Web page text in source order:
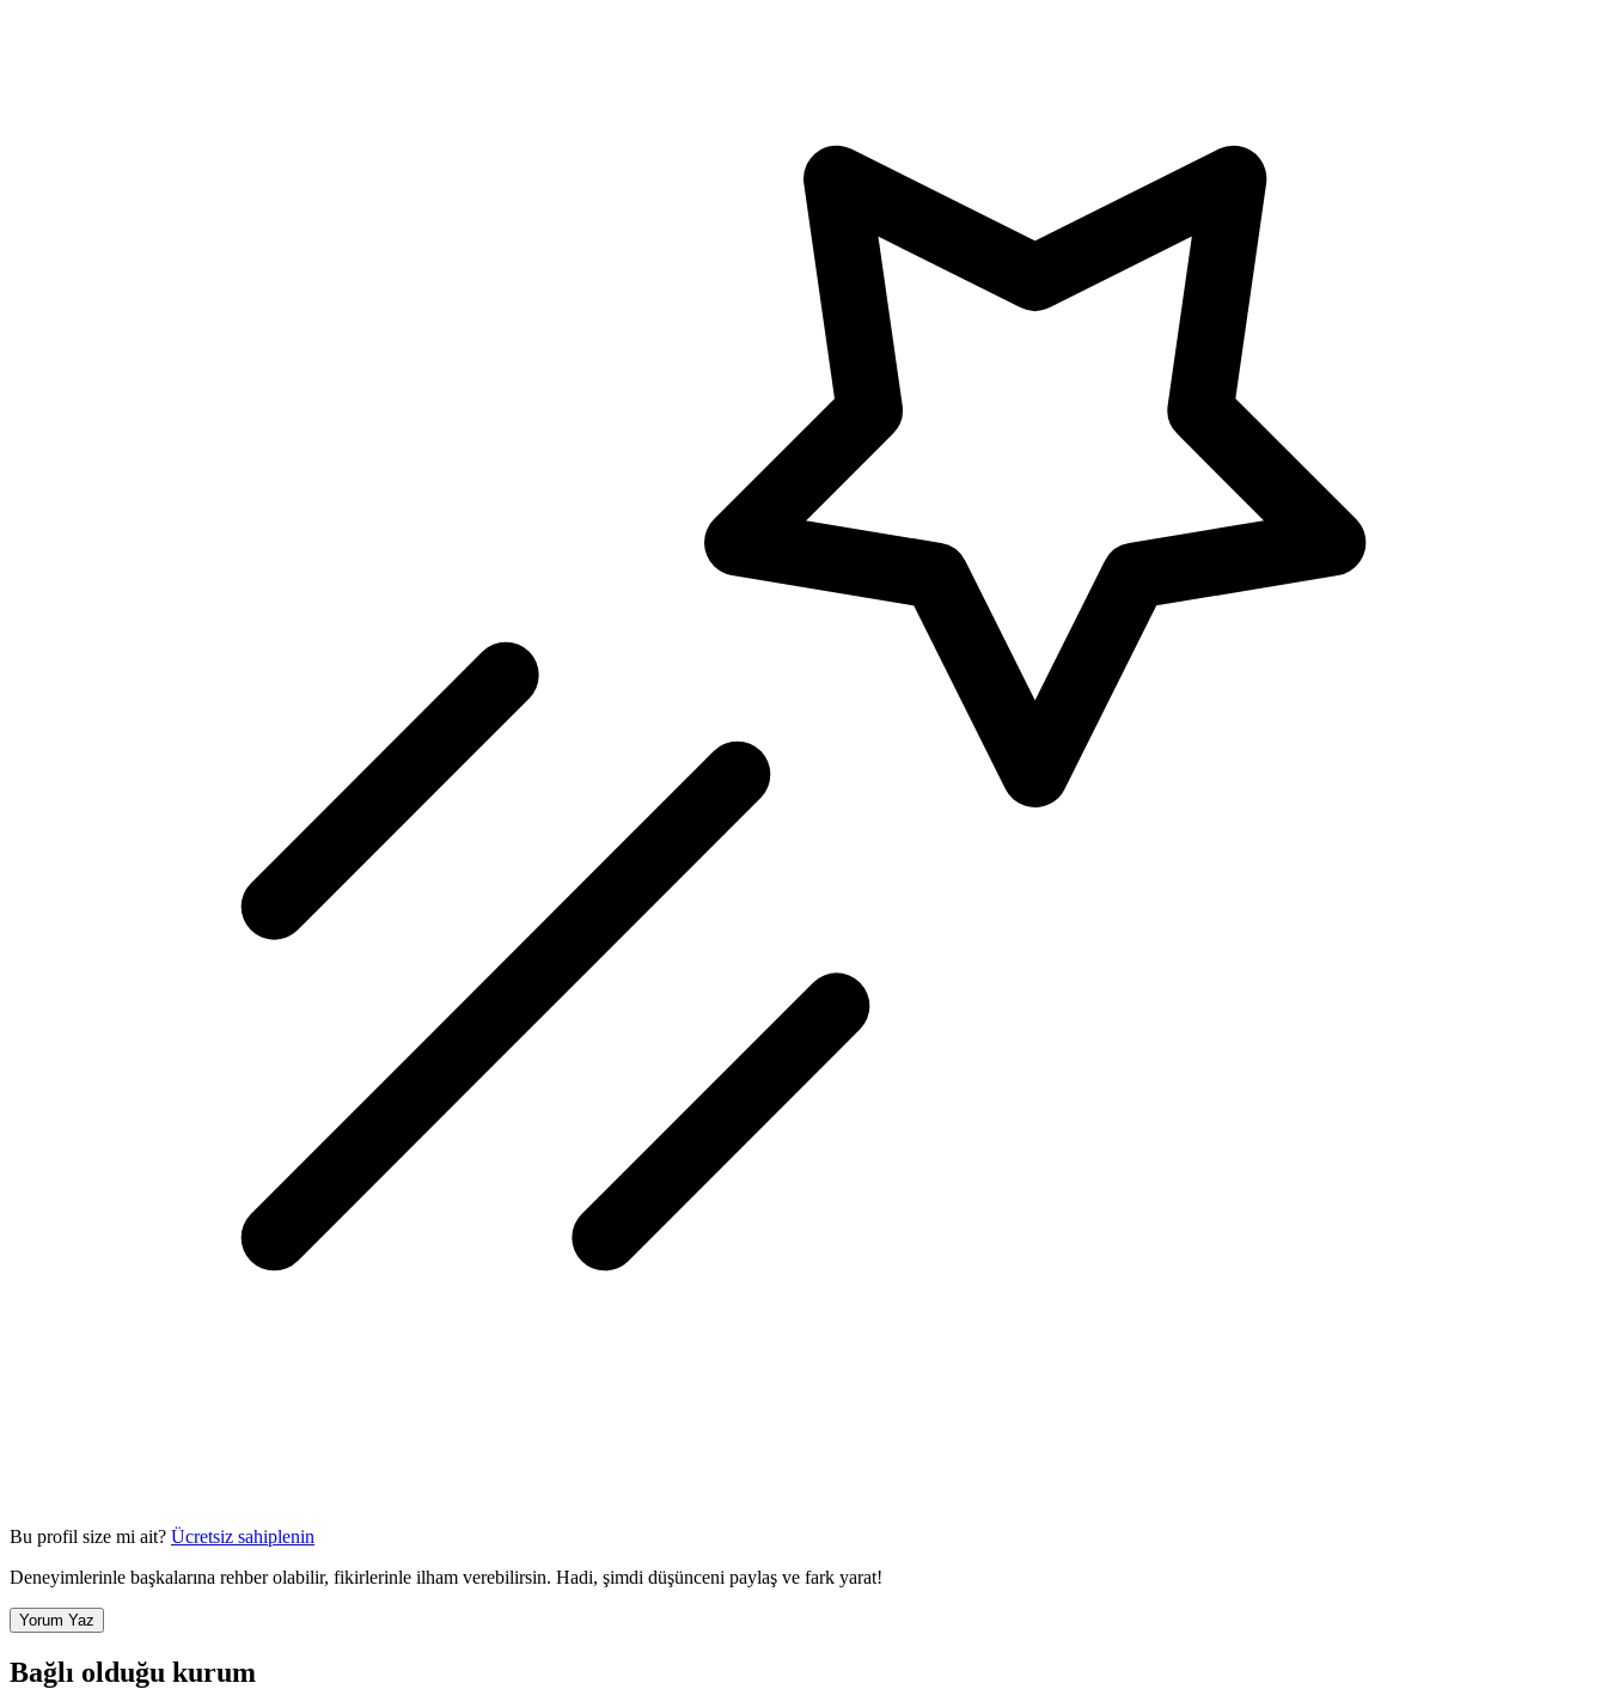
Bu profil size mi ait? Ücretsiz sahiplenin
Deneyimlerinle başkalarına rehber olabilir, fikirlerinle ilham verebilirsin. Hadi, şimdi düşünceni paylaş ve fark yarat!
Yorum Yaz
Bağlı olduğu kurum